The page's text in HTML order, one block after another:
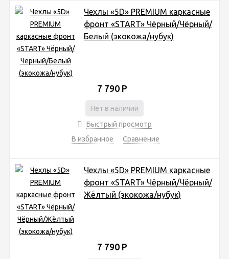
Чехлы «5D» PREMIUM каркасные
фронт «START» Чёрный/Чёрный/
Белый (экокожа/нубук)
7 790 Р
Нет в наличии
Быстрый просмотр
В избранное
Сравнение
Чехлы «5D» PREMIUM каркасные
фронт «START» Чёрный/Чёрный/
Жёлтый (экокожа/нубук)
7 790 Р